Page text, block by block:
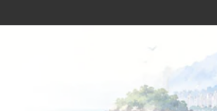
Estação Litoral SP